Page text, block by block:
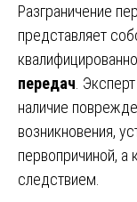
Разграничение
представляет
передач .
наличие
возникновения,
первопричиной, а
следствием.